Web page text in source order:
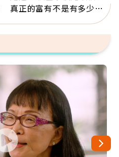
真正的富有不是有多少
錢，而是擁有選擇人生的
自由